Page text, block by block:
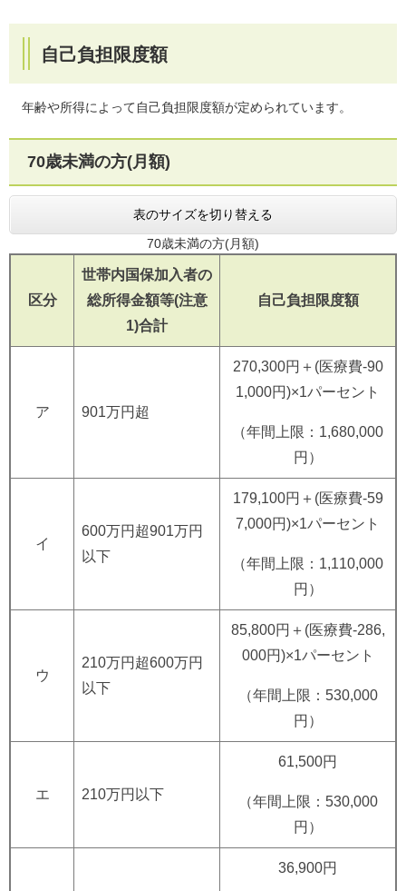
自己負担限度額
年齢や所得によって自己負担限度額が定められています。
70歳未満の方(月額)
表のサイズを切り替える
70歳未満の方(月額)
区分
世帯内国保加入者の
総所得金額等(注意
1)合計
自己負担限度額
ア 901万円超
270,300円＋(医療費-90
1,000円)×1パーセント
（年間上限：1,680,000
円）
イ
600万円超901万円
以下
179,100円＋(医療費-59
7,000円)×1パーセント
（年間上限：1,110,000
円）
ウ
210万円超600万円
以下
85,800円＋(医療費-286,
000円)×1パーセント
（年間上限：530,000
円）
エ 210万円以下
61,500円
（年間上限：530,000
円）
36,900円